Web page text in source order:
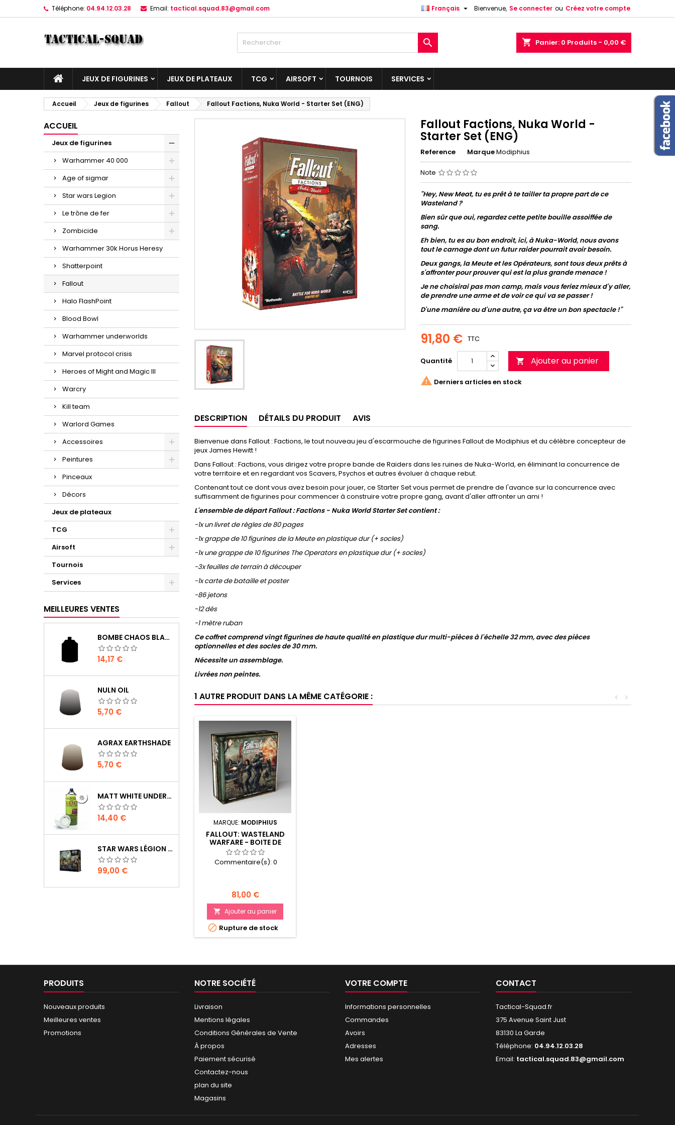
Téléphone: 04.94.12.03.28 Email: tactical.squad.83@gmail.com Bienvenue, Se connecter ou Créez votre compte
Français 
shopping_cart Panier: 0 Produits - 0,00 €

JEUX DE FIGURINES JEUX DE PLATEAUX TCG AIRSOFT TOURNOIS SERVICES
Accueil Jeux de figurines Fallout Fallout Factions, Nuka World - Starter Set (ENG)
ACCUEIL
Jeux de figurines
Warhammer 40 000
Age of sigmar
Star wars Legion
Le trône de fer
Zombicide
Warhammer 30k Horus Heresy
Shatterpoint
Fallout
Halo FlashPoint
Blood Bowl
Warhammer underworlds
Marvel protocol crisis
Heroes of Might and Magic III
Warcry
Kill team
Warlord Games
Accessoires
Peintures
Pinceaux
Décors
Jeux de plateaux
TCG
Airsoft
Tournois
Services
MEILLEURES VENTES
BOMBE CHAOS BLACK
Prix
14,17 €
NULN OIL
Prix
5,70 €
AGRAX EARTHSHADE
Prix
5,70 €
MATT WHITE UNDERCOAT
Prix
14,40 €
STAR WARS LÉGION : BOÎTE DE BASE CLONE WARS
Prix
99,00 €
Fallout Factions, Nuka World -
Starter Set (ENG)
Reference MarqueModiphius
Note
"Hey, New Meat, tu es prêt à te tailler ta propre part de ce
Wasteland ?
Bien sûr que oui, regardez cette petite bouille assoiffée de
sang.
Eh bien, tu es au bon endroit, ici, à Nuka-World, nous avons
tout le carnage dont un futur raider pourrait avoir besoin.
Deux gangs, la Meute et les Opérateurs, sont tous deux prêts à
s'affronter pour prouver qui est la plus grande menace !
Je ne choisirai pas mon camp, mais vous feriez mieux d'y aller,
de prendre une arme et de voir ce qui va se passer !
D'une manière ou d'une autre, ça va être un bon spectacle !"
91,80 € TTC
Quantité  Ajouter au panier
 Derniers articles en stock
DESCRIPTION DÉTAILS DU PRODUIT AVIS
Bienvenue dans Fallout : Factions, le tout nouveau jeu d'escarmouche de figurines Fallout de Modiphius et du célèbre concepteur de
jeux James Hewitt !
Dans Fallout : Factions, vous dirigez votre propre bande de Raiders dans les ruines de Nuka-World, en éliminant la concurrence de
votre territoire et en regardant vos Scavers, Psychos et autres évoluer à chaque rebut.
Contenant tout ce dont vous avez besoin pour jouer, ce Starter Set vous permet de prendre de l'avance sur la concurrence avec
suffisamment de figurines pour commencer à construire votre propre gang, avant d'aller affronter un ami !
L'ensemble de départ Fallout : Factions - Nuka World Starter Set contient :
-1x un livret de règles de 80 pages
-1x grappe de 10 figurines de la Meute en plastique dur (+ socles)
-1x une grappe de 10 figurines The Operators en plastique dur (+ socles)
-3x feuilles de terrain à découper
-1x carte de bataille et poster
-86 jetons
-12 dés
-1 mètre ruban
Ce coffret comprend vingt figurines de haute qualité en plastique dur multi-pièces à l'échelle 32 mm, avec des pièces
optionnelles et des socles de 30 mm.
Nécessite un assemblage.
Livrées non peintes.
1 AUTRE PRODUIT DANS LA MÊME CATÉGORIE : >
<
MARQUE: MODIPHIUS
FALLOUT: WASTELAND
WARFARE - BOITE DE
DÉMARRAGE DEUX
JOUEURS (FR)
Commentaire(s): 0
Prix
81,00 €
 Ajouter au panier
 Rupture de stock
PRODUITS
Nouveaux produits
Meilleures ventes
Promotions
NOTRE SOCIÉTÉ
Livraison
Mentions légales
Conditions Générales de Vente
À propos
Paiement sécurisé
Contactez-nous
plan du site
Magasins
VOTRE COMPTE
Informations personnelles
Commandes
Avoirs
Adresses
Mes alertes
CONTACT
Tactical-Squad.fr
375 Avenue Saint Just
83130 La Garde
Téléphone: 04.94.12.03.28
Email: tactical.squad.83@gmail.com